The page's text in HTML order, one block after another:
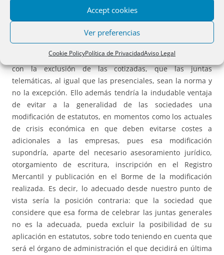
Accept cookies
Ver preferencias
Cookie PolicyPolítica de PrivacidadAviso Legal
aprobada antes de que finalice el año 2021, pese a lo que
establece el artículo, se podrán celebrar juntas telemáticas
sin necesidad de constancia estatutaria alguna, salvo que
se derogue el artículo 3 del RDLey 34/2020, modificado por
el RDLey 2/2021. Es decir, parece más razonable, quizás
con la exclusión de las cotizadas, que las juntas
telemáticas, al igual que las presenciales, sean la norma y
no la excepción. Ello además tendría la indudable ventaja
de evitar a la generalidad de las sociedades una
modificación de estatutos, en momentos como los actuales
de crisis económica en que deben evitarse costes a
adicionales a las empresas, pues esa modificación
supondría, aparte del necesario asesoramiento jurídico,
otorgamiento de escritura, inscripción en el Registro
Mercantil y publicación en el Borme de la modificación
realizada. Es decir, lo adecuado desde nuestro punto de
vista sería la posición contraria: que la sociedad que
considere que esa forma de celebrar las juntas generales
no es la adecuada, pueda excluir la posibilidad de su
aplicación en estatutos, sobre todo teniendo en cuenta que
será el órgano de administración el que decidirá en última